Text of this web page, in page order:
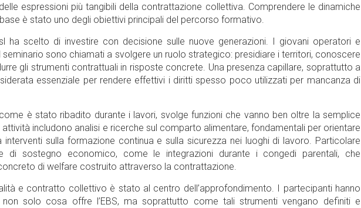
espressioni più tangibili della contrattazione collettiva. Comprendere le dinamiche
è stato uno degli obiettivi principali del percorso formativo.
ha scelto di investire con decisione sulle nuove generazioni. I giovani operatori e
sono chiamati a svolgere un ruolo strategico: presidiare i territori, conoscere
gli strumenti contrattuali in risposte concrete. Una presenza capillare, soprattutto a
essenziale per rendere effettivi i diritti spesso poco utilizzati per mancanza di
è stato ribadito durante i lavori, svolge funzioni che vanno ben oltre la semplice
includono analisi e ricerche sul comparto alimentare, fondamentali per orientare
sulla formazione continua e sulla sicurezza nei luoghi di lavoro. Particolare
di sostegno economico, come le integrazioni durante i congedi parentali, che
di welfare costruito attraverso la contrattazione.
e contratto collettivo è stato al centro dell’approfondimento. I partecipanti hanno
solo cosa offre l’EBS, ma soprattutto come tali strumenti vengano definiti e